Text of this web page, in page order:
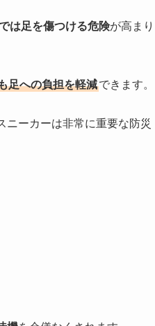
は足を傷つける危険が高まり
足への負担を軽減できます。
ニーカーは非常に重要な防災